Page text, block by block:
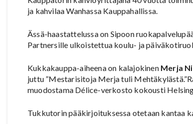
ja kahvilaa Wanhassa Kauppahallissa.
Ässä-haastattelussa on Sipoon
Partnersille ulkoistettua koulu- ja
Kukkakauppa-aiheena on kalajokinen Merja
juttu ”Mestarisitoja Merja tuli
muodostama Délice-verkosto kokousti
Tukkutorin pääkirjoituksessa otetaan kantaa